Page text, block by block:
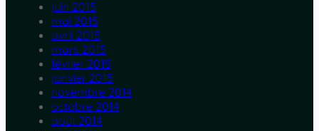
juin 2015
mai 2015
avril 2015
mars 2015
février 2015
janvier 2015
novembre 2014
octobre 2014
août 2014